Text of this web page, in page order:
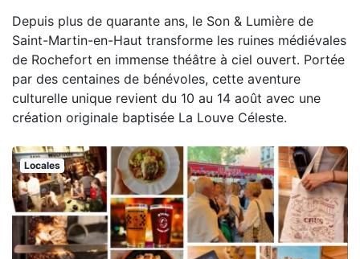
Depuis plus de quarante ans, le Son & Lumière de
Saint-Martin-en-Haut transforme les ruines médiévales
de Rochefort en immense théâtre à ciel ouvert. Portée
par des centaines de bénévoles, cette aventure
culturelle unique revient du 10 au 14 août avec une
création originale baptisée La Louve Céleste.
Locales